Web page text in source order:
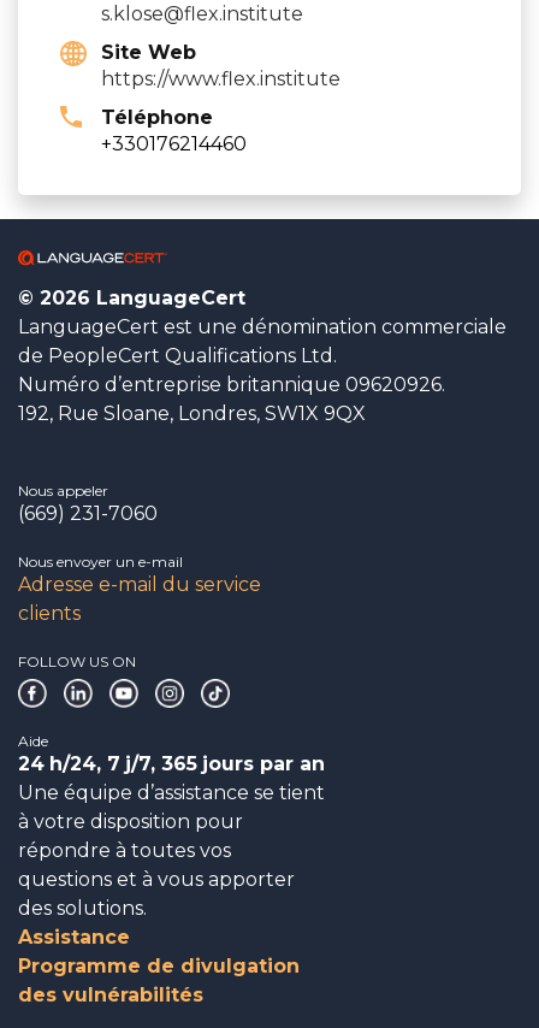
s.klose@flex.institute
Site Web
https://www.flex.institute
Téléphone
+330176214460
© 2026 LanguageCert
LanguageCert est une dénomination commerciale
de PeopleCert Qualifications Ltd.
Numéro d’entreprise britannique 09620926.
192, Rue Sloane, Londres, SW1X 9QX
Nous appeler
(669) 231-7060
Nous envoyer un e-mail
Adresse e-mail du service
clients
FOLLOW US ON
Aide
24 h/24, 7 j/7, 365 jours par an
Une équipe d’assistance se tient
à votre disposition pour
répondre à toutes vos
questions et à vous apporter
des solutions.
Assistance
Programme de divulgation
des vulnérabilités